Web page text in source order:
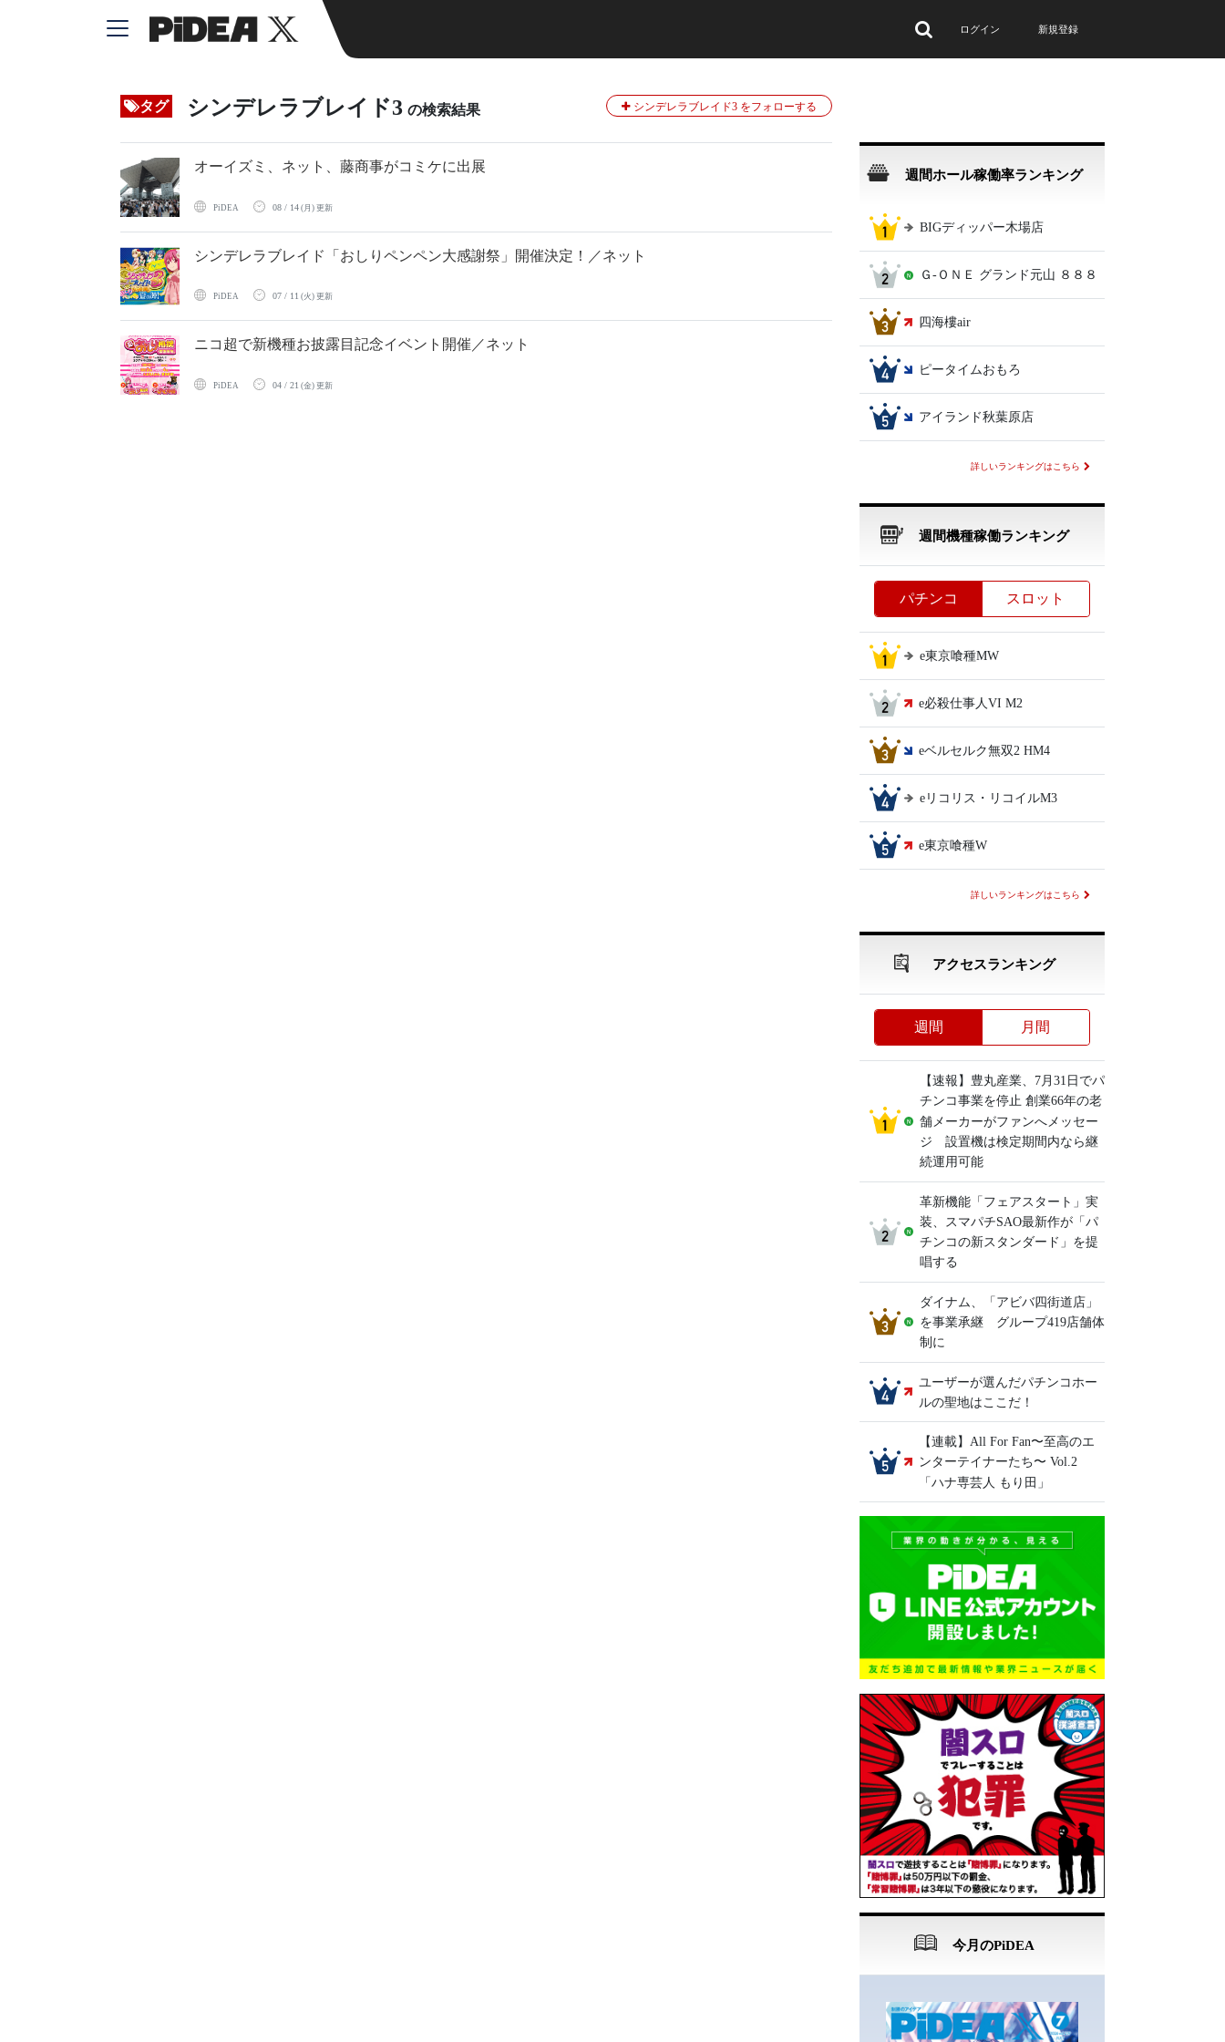
ログイン 新規登録
タグ シンデレラブレイド3 の検索結果 シンデレラブレイド3 をフォローする
オーイズミ、ネット、藤商事がコミケに出展
PiDEA 08 / 14(月) 更新
シンデレラブレイド「おしりペンペン大感謝祭」開催決定！／ネット
PiDEA 07 / 11 (火) 更新
ニコ超で新機種お披露目記念イベント開催／ネット
PiDEA 04 / 21 (金) 更新
週間ホール稼働率ランキング
BIGディッパー木場店
Ｇ‐ＯＮＥ グランド元山 ８８８
四海樓air
ピータイムおもろ
アイランド秋葉原店
詳しいランキングはこちら
週間機種稼働ランキング
パチンコ スロット
e東京喰種MW
e必殺仕事人VI M2
eベルセルク無双2 HM4
eリコリス・リコイルM3
e東京喰種W
詳しいランキングはこちら
アクセスランキング
週間 月間
【速報】豊丸産業、7月31日でパ
チンコ事業を停止 創業66年の老
舗メーカーがファンへメッセー
ジ 設置機は検定期間内なら継
続運用可能
革新機能「フェアスタート」実
装、スマパチSAO最新作が「パ
チンコの新スタンダード」を提
唱する
ダイナム、「アビバ四街道店」
を事業承継 グループ419店舗体
制に
ユーザーが選んだパチンコホー
ルの聖地はここだ！
【連載】All For Fan〜至高のエ
ンターテイナーたち〜 Vol.2
「ハナ専芸人 もり田」
今月のPiDEA